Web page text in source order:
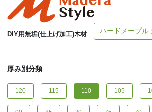
DIY用無垢(仕上げ加工)木材 ハードメープル
厚み別分類
120 115 110 105